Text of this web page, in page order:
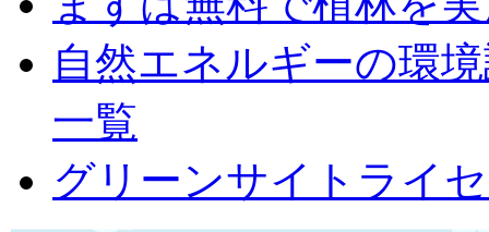
自然エネルギーの環
一覧
グリーンサイトライ